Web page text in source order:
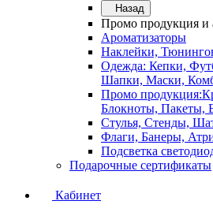
Назад
Промо продукция и
Ароматизаторы
Наклейки,
Одежда: Кепки,
Шапки, Маски,
Промо
Блокноты, Пакеты,
Стулья, Стенды,
Флаги, Банеры,
Подсветка
Подарочные сертификаты
Кабинет